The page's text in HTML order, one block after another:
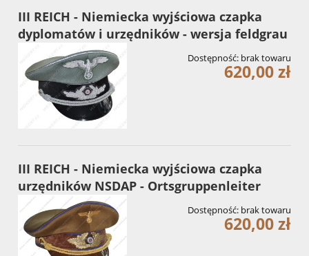
III REICH - Niemiecka wyjściowa czapka
dyplomatów i urzędników - wersja feldgrau
Dostępność: brak towaru
620,00 zł
III REICH - Niemiecka wyjściowa czapka
urzędników NSDAP - Ortsgruppenleiter
Dostępność: brak towaru
620,00 zł